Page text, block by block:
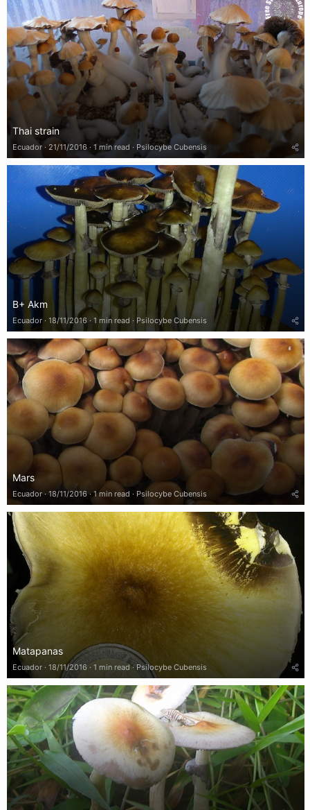
Thai strain
Ecuador 21/11/2016 1 min read Psilocybe Cubensis
B+ Akm
Ecuador 18/11/2016 1 min read Psilocybe Cubensis
Mars
Ecuador 18/11/2016 1 min read Psilocybe Cubensis
Matapanas
Ecuador 18/11/2016 1 min read Psilocybe Cubensis